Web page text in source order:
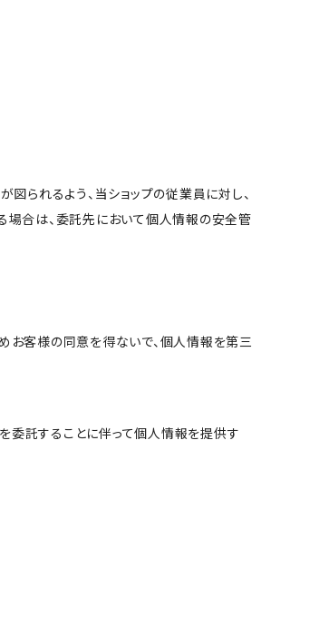
られるよう、当ショップの従業員に対し、
場合は、委託先において個人情報の安全管
お客様の同意を得ないで、個人情報を第三
委託することに伴って個人情報を提供す